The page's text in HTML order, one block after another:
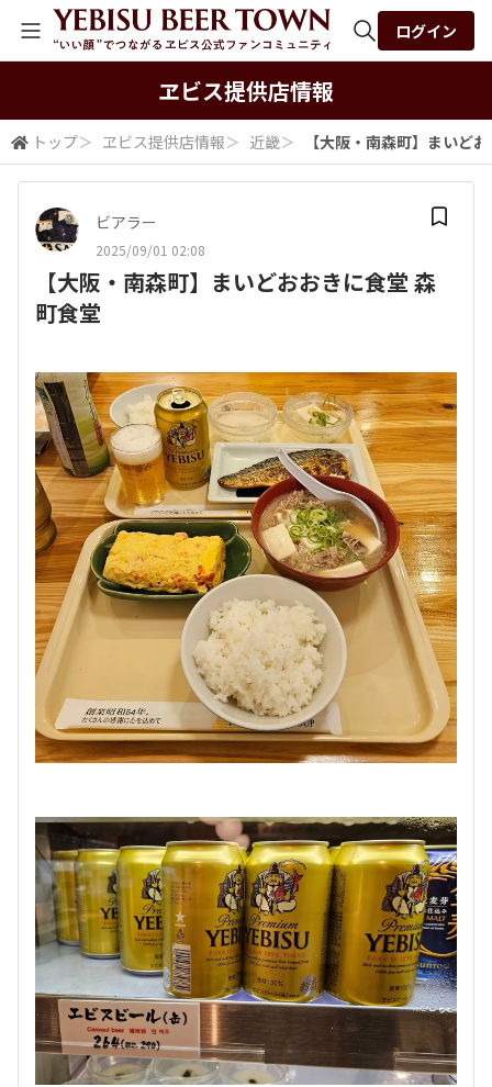
検索
ログイン
ヱビス提供店情報
トップ＞ ヱビス提供店情報＞ 近畿＞ 【大阪・南森町】まいど
ビアラー
2025/09/01 02:08
【大阪・南森町】まいどおおきに食堂 森
町食堂